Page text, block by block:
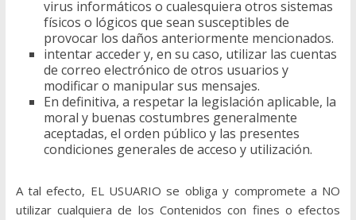
virus informáticos o cualesquiera otros sistemas
físicos o lógicos que sean susceptibles de
provocar los daños anteriormente mencionados.
intentar acceder y, en su caso, utilizar las cuentas
de correo electrónico de otros usuarios y
modificar o manipular sus mensajes.
En definitiva, a respetar la legislación aplicable, la
moral y buenas costumbres generalmente
aceptadas, el orden público y las presentes
condiciones generales de acceso y utilización.
A tal efecto, EL USUARIO se obliga y compromete a NO
utilizar cualquiera de los Contenidos con fines o efectos